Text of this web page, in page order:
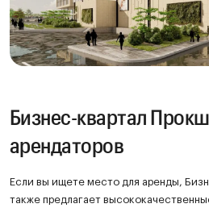
Бизнес-квартал
арендаторов
Если вы ищете место для аренды,
также предлагает